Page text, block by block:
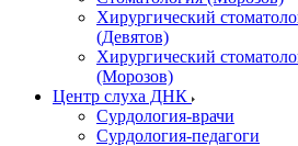
Хирургический
(Девятов)
Хирургический
(Морозов)
Центр слуха ДНК
Сурдология-врачи
Сурдология-педагоги